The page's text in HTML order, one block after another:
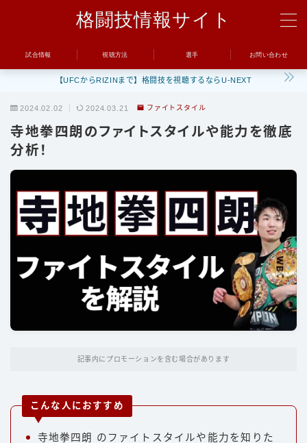
格闘技情報サイト
MENU
Bellator
RIZIN
ONE
BreakingDown
視聴方法
トレーニング
ディフェンス
グラップリング
試合情報 視聴方法 選手 お問い合わせ
【UFCからRIZINまで】格闘技を視聴するならU-NEXT
2024.02.02 2024.03.21 ファイトスタイル
寺地拳四朗のファイトスタイルや能力を徹底
分析！
記事内にプロモーションを含む場合があります
こんな人におすすめ
寺地拳四朗 のファイトスタイルや能力を知りた